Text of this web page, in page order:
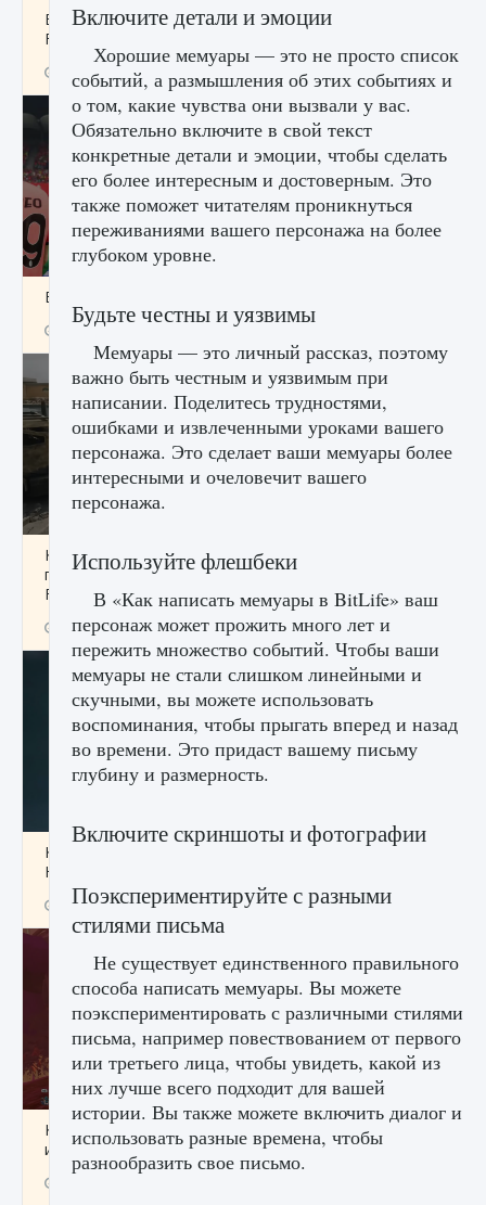
Все новые функции в режиме карьеры EA
FC 25
9 августа 2024 2
Входят ли «Милан» и «Интер» в EA FC 25
9 августа 2024
Как исправить текстовую ошибку
пользовательского интерфейса Delta
Force Hawk Ops
9 августа 2024 1 945 0 0
Как проверить статус сервера Delta Force
Hawk Ops
9 августа 2024 1 286 0 0
Как приручить существ джунглей Нари в
игре Creatures of Ava
Включите детали и эмоции
Хорошие мемуары — это не просто список
событий, а размышления об этих событиях и
о том, какие чувства они вызвали у вас.
Обязательно включите в свой текст
конкретные детали и эмоции, чтобы сделать
его более интересным и достоверным. Это
также поможет читателям проникнуться
переживаниями вашего персонажа на более
глубоком уровне.
Будьте честны и уязвимы
Мемуары — это личный рассказ, поэтому
важно быть честным и уязвимым при
написании. Поделитесь трудностями,
ошибками и извлеченными уроками вашего
персонажа. Это сделает ваши мемуары более
интересными и очеловечит вашего
персонажа.
Используйте флешбеки
В «Как написать мемуары в BitLife» ваш
персонаж может прожить много лет и
пережить множество событий. Чтобы ваши
мемуары не стали слишком линейными и
скучными, вы можете использовать
воспоминания, чтобы прыгать вперед и назад
во времени. Это придаст вашему письму
глубину и размерность.
Включите скриншоты и фотографии
Поэкспериментируйте с разными
стилями письма
Не существует единственного правильного
способа написать мемуары. Вы можете
поэкспериментировать с различными стилями
письма, например повествованием от первого
или третьего лица, чтобы увидеть, какой из
них лучше всего подходит для вашей
истории. Вы также можете включить диалог и
использовать разные времена, чтобы
разнообразить свое письмо.